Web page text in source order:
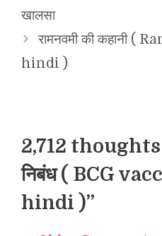
खालसा
रामनवमी की कहानी
hindi )
2,712 thoughts
निबंध ( BCG
hindi )”